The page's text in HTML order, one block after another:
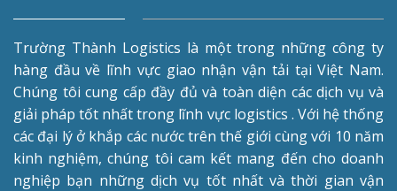
Trường Thành Logistics là một trong những công ty
hàng đầu về lĩnh vực giao nhận vận tải tại Việt Nam.
Chúng tôi cung cấp đầy đủ và toàn diện các dịch vụ và
giải pháp tốt nhất trong lĩnh vực logistics . Với hệ thống
các đại lý ở khắp các nước trên thế giới cùng với 10 năm
kinh nghiệm, chúng tôi cam kết mang đến cho doanh
nghiệp bạn những dịch vụ tốt nhất và thời gian vận